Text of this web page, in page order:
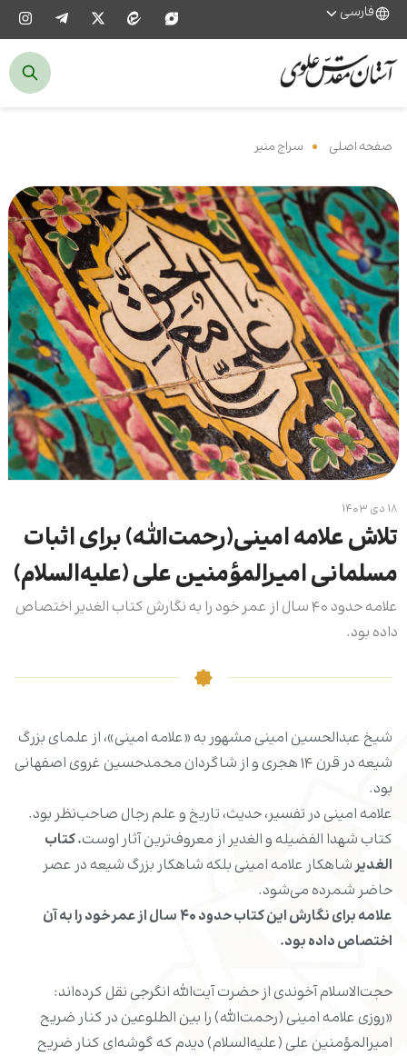
فارسی
صفحه اصلی سراج منیر
۱۸ دی ۱۴۰۳
تلاش علامه امینی(رحمت‌الله) برای اثبات
مسلمانی امیرالمؤمنین علی (علیه‌السلام)
علامه حدود ۴۰ سال از عمر خود را به نگارش کتاب الغدیر اختصاص
داده بود.
شیخ عبدالحسین امینی مشهور به «علامه امینی»، از علمای بزرگ
شیعه در قرن ۱۴ هجری و از شاگردان محمدحسین غروی اصفهانی
بود.
علامه امینی در تفسیر، حدیث، تاریخ و علم رجال صاحب‌نظر بود.
کتاب شهدا الفضیله و الغدیر از معروف‌ترین آثار اوست. کتاب
الغدیرشاهکار علامه امینی بلکه شاهکار بزرگ شیعه در عصر
حاضر شمرده می‌شود.
علامه برای نگارش این کتاب حدود۴۰ سال از عمر خود را به آن
اختصاص داده بود.
حجت‌الاسلام آخوندی از حضرت آیت‌الله انگرجی نقل کرده‌اند:
«روزی علامه امینی (رحمت‌الله) را بین الطلوعین در کنار ضریح
امیرالمؤمنین علی (علیه‌السلام) دیدم که گوشه‌ای کنار ضریح